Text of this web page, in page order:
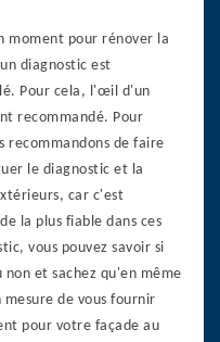
moment pour rénover la
diagnostic est
Pour cela, l'œil d'un
recommandé. Pour
recommandons de faire
le diagnostic et la
car c'est
la plus fiable dans ces
vous pouvez savoir si
et sachez qu'en même
de vous fournir
pour votre façade au